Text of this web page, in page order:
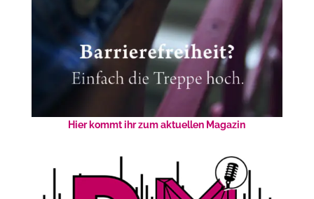
Hier kommt ihr zum aktuellen Magazin